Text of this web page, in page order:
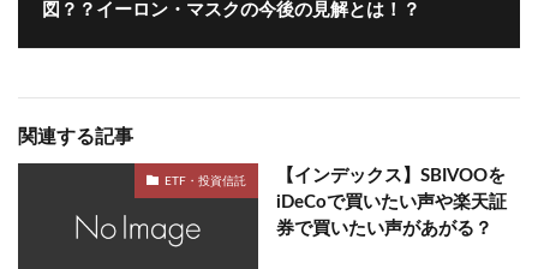
図？？イーロン・マスクの今後の見解とは！？
関連する記事
ETF・投資信託
【インデックス】SBIVOOを
iDeCoで買いたい声や楽天証
券で買いたい声があがる？